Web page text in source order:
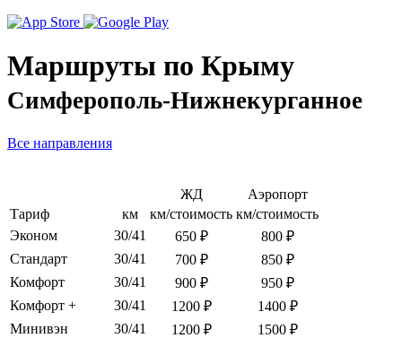
Маршруты по Крыму
Симферополь-Нижнекурганное
Все направления
ЖД
Аэропорт
Тариф
км км/стоимость км/стоимость
Эконом
30/41 650 ₽
800 ₽
Стандарт
30/41 700 ₽
850 ₽
Комфорт
30/41 900 ₽
950 ₽
Комфорт +
30/41 1200 ₽
1400 ₽
Минивэн
30/41 1200 ₽
1500 ₽